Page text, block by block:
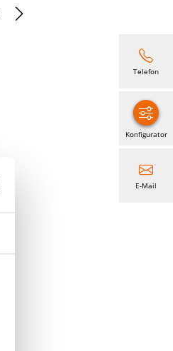
Telefon
Konfigurator
E-Mail